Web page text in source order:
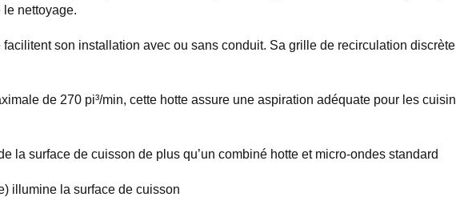
le nettoyage.
son installation avec ou sans conduit. Sa grille de recirculation
de 270 pi³/min, cette hotte assure une aspiration adéquate pour les
la surface de cuisson de plus qu’un combiné hotte et micro-ondes standard
illumine la surface de cuisson